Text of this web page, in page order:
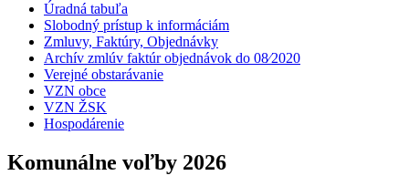
Úradná tabuľa
Slobodný prístup k informáciám
Zmluvy, Faktúry, Objednávky
Archív zmlúv faktúr objednávok do 08⁄2020
Verejné obstarávanie
VZN obce
VZN ŽSK
Hospodárenie
Komunálne voľby 2026